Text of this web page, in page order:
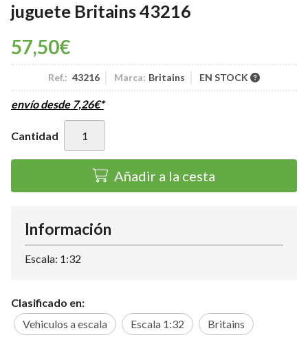
juguete Britains 43216
57,50€
Ref.: 43216 Marca: Britains EN STOCK
envío desde 7,26€*
Cantidad
Añadir a la cesta
Información
Escala: 1:32
Clasificado en:
Vehiculos a escala
Escala 1:32 Britains